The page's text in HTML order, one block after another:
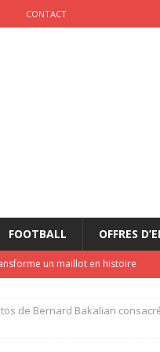
CONTACT
FOOTBALL OFFRES
un maillot en histoire
par adidas est de retour à
de Bernard Bakalian